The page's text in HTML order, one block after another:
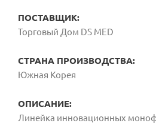
ПОСТАВЩИК:
Торговый Дом DS MED
СТРАНА ПРОИЗВОДСТВА:
Южная Корея
ОПИСАНИЕ:
Линейка инновационных